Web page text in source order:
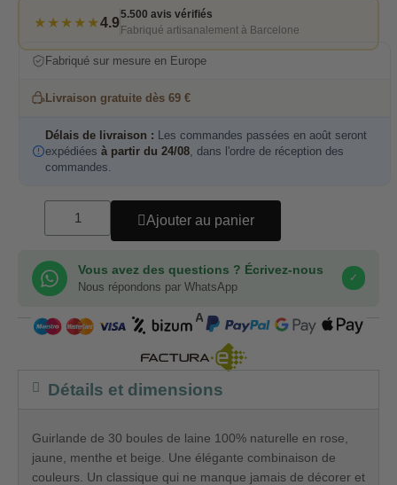
★★★★★4.9
5.500 avis vérifiés
Fabriqué artisanalement à Barcelone
Fabriqué sur mesure en Europe
Livraison gratuite dès 69 €
Délais de livraison : Les commandes passées en août seront
expédiées à partir du 24/08 , dans l'ordre de réception des
commandes.
Ajouter au panier
Vous avez des questions ? Écrivez-nous
Nous répondons par WhatsApp
✓
COMPRA SEGURA
Détails et dimensions
Guirlande de 30 boules de laine 100% naturelle en rose,
jaune, menthe et beige. Une élégante combinaison de
couleurs. Un classique qui ne manque jamais de décorer et